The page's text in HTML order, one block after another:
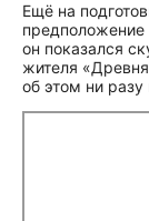
Ещё на
предположение
он показался
жителя
об этом ни